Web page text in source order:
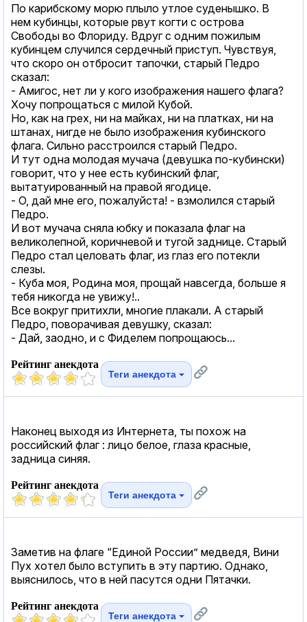
По карибскому морю плыло утлое суденышко. В
нем кубинцы, которые рвут когти с острова
Свободы во Флориду. Вдруг с одним пожилым
кубинцем случился сердечный приступ. Чувствуя,
что скоро он отбросит тапочки, старый Педро
сказал:
- Амигос, нет ли у кого изображения нашего флага?
Хочу попрощаться с милой Кубой.
Но, как на грех, ни на майках, ни на платках, ни на
штанах, нигде не было изображения кубинского
флага. Сильно расстроился старый Педро.
И тут одна молодая мучача (девушка по-кубински)
говорит, что у нее есть кубинский флаг,
вытатуированный на правой ягодице.
- О, дай мне его, пожалуйста! - взмолился старый
Педро.
И вот мучача сняла юбку и показала флаг на
великолепной, коричневой и тугой заднице. Старый
Педро стал целовать флаг, из глаз его потекли
слезы.
- Куба моя, Родина моя, прощай навсегда, больше я
тебя никогда не увижу!..
Все вокруг притихли, многие плакали. А старый
Педро, поворачивая девушку, сказал:
- Дай, заодно, и с Фиделем попрощаюсь...
Рейтинг анекдота
Теги анекдота
Наконец выходя из Интернета, ты похож на
российский флаг : лицо белое, глаза красные,
задница синяя.
Рейтинг анекдота
Теги анекдота
Заметив на флаге “Единой России” медведя, Вини
Пух хотел было вступить в эту партию. Однако,
выяснилось, что в ней пасутся одни Пятачки.
Рейтинг анекдота
Теги анекдота